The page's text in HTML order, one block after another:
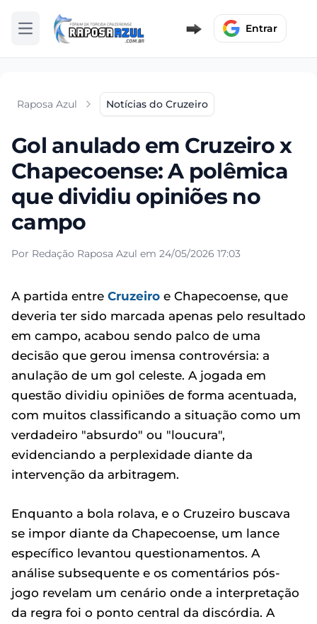
Abrir menu Entrar
Raposa Azul Notícias do Cruzeiro
Gol anulado em Cruzeiro x
Chapecoense: A polêmica
que dividiu opiniões no
campo
Por Redação Raposa Azul em 24/05/2026 17:03
A partida entre Cruzeiro e Chapecoense, que
deveria ter sido marcada apenas pelo resultado
em campo, acabou sendo palco de uma
decisão que gerou imensa controvérsia: a
anulação de um gol celeste. A jogada em
questão dividiu opiniões de forma acentuada,
com muitos classificando a situação como um
verdadeiro "absurdo" ou "loucura",
evidenciando a perplexidade diante da
intervenção da arbitragem.
Enquanto a bola rolava, e o Cruzeiro buscava
se impor diante da Chapecoense, um lance
específico levantou questionamentos. A
análise subsequente e os comentários pós-
jogo revelam um cenário onde a interpretação
da regra foi o ponto central da discórdia. A